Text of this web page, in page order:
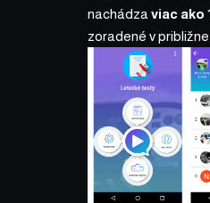
nachádza viac ako
zoradené v